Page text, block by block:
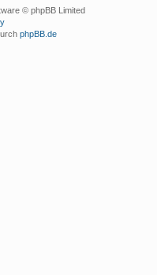
© phpBB Limited
phpBB.de